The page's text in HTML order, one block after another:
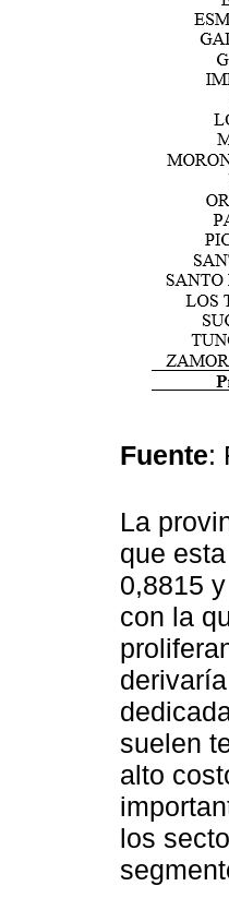
Fuente:
La
que
0,8815
con la
suelen
alto
los